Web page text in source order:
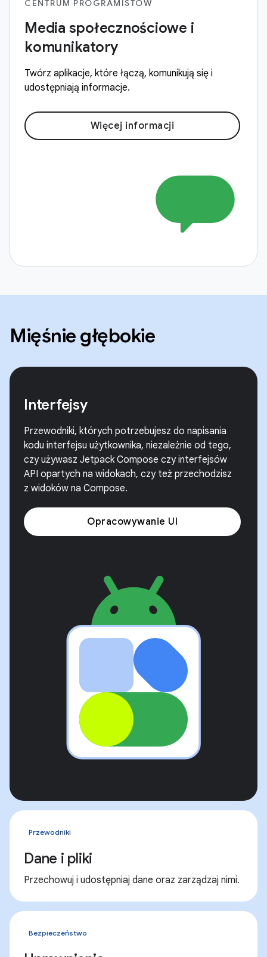
CENTRUM PROGRAMISTÓW
Media społecznościowe i
komunikatory
Twórz aplikacje, które łączą, komunikują się i
udostępniają informacje.
Więcej informacji
Mięśnie głębokie
Interfejsy
Przewodniki, których potrzebujesz do napisania
kodu interfejsu użytkownika, niezależnie od tego,
czy używasz Jetpack Compose czy interfejsów
API opartych na widokach, czy też przechodzisz
z widoków na Compose.
Opracowywanie UI
Przewodniki
Dane i pliki
Przechowuj i udostępniaj dane oraz zarządzaj nimi.
Bezpieczeństwo